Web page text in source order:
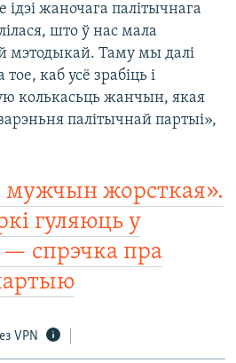
ідэі жаночага палітычнага
што ў нас мала
мэтодыкай. Таму мы далі
тое, каб усё зрабіць і
колькасьць жанчын, якая
палітычнай партыі»,
мужчын жорсткая».
гуляюць у
— спрэчка пра
VPN